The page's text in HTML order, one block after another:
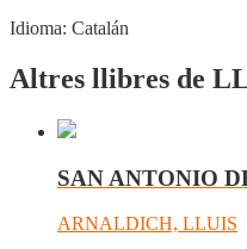
Idioma: Catalán
Altres llibres de
SAN ANTONIO
ARNALDICH, LLUIS